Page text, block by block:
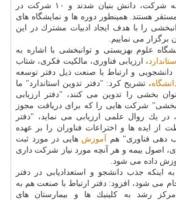
وی افزود: تابحال سه شركت، دانش بنیان شدند و ۱۰ شركت در
هستند. همینطور دوره ها و نمایشگاه های
را با هدف ایجاد ادبیات مشترك در این
می نماییم.
علوم بهزیستی و توانبخشی با اشاره به
، ارزیابی فناوری، مالكیت فكری، شتاب
دانشجویی و ارتباط با صنعت ذیل دفتر توسعه
، تشریح كرد: "دفتر تدوین استاندارد" ما
بخشی را تدوین می كنند، "دفتر ارزیابی
شركت هایی را كه برای دریافت مجوز
در یك روال علمی ارزیابی می نماید، "دفتر
از ایده ها و اختراعات فناوران را بر عهده
دهی فناوری" هم آموزش هایی در مورد ثبت
اصول بیمه و هر آنچه مورد نیاز شركت داری
داده می شود.
اینكه جذب دانشجو و استعدادیابی در دفتر
می شود، افزود: دفتر ارتباط با صنعت هم به
رشد به كلینیك ها و بیمارستان های